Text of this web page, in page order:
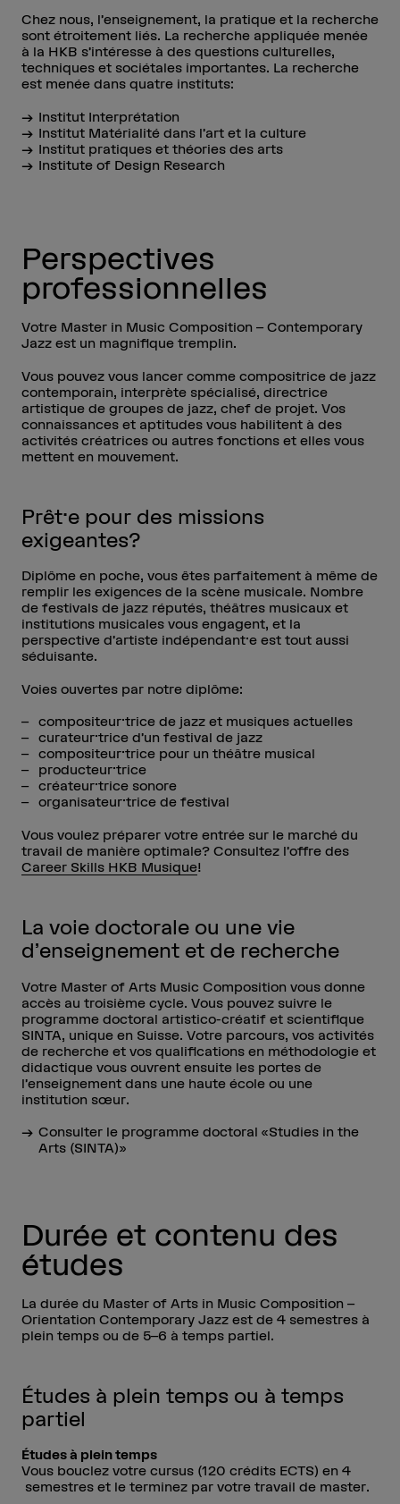
Chez nous, l’enseignement, la pratique et la recherche
sont étroitement liés. La recherche appliquée menée
à la HKB s’intéresse à des questions culturelles,
techniques et sociétales importantes. La recherche
est menée dans quatre instituts:
Institut Interprétation
Institut Matérialité dans l’art et la culture
Institut pratiques et théories des arts
Institute of Design Research
Perspectives
professionnelles
Votre Master in Music Composition – Contemporary
Jazz est un magnifique tremplin.
Vous pouvez vous lancer comme compositrice de jazz
contemporain, interprète spécialisé, directrice
artistique de groupes de jazz, chef de projet. Vos
connaissances et aptitudes vous habilitent à des
activités créatrices ou autres fonctions et elles vous
mettent en mouvement.
Prêt·e pour des missions
exigeantes?
Diplôme en poche, vous êtes parfaitement à même de
remplir les exigences de la scène musicale. Nombre
de festivals de jazz réputés, théâtres musicaux et
institutions musicales vous engagent, et la
perspective d’artiste indépendant·e est tout aussi
séduisante.
Voies ouvertes par notre diplôme:
compositeur·trice de jazz et musiques actuelles
curateur·trice d’un festival de jazz
compositeur·trice pour un théâtre musical
producteur·trice
créateur·trice sonore
organisateur·trice de festival
Vous voulez préparer votre entrée sur le marché du
travail de manière optimale? Consultez l’offre des
Career Skills HKB Musique!
La voie doctorale ou une vie
d’enseignement et de recherche
Votre Master of Arts Music Composition vous donne
accès au troisième cycle. Vous pouvez suivre le
programme doctoral artistico-créatif et scientifique
SINTA, unique en Suisse. Votre parcours, vos activités
de recherche et vos qualifications en méthodologie et
didactique vous ouvrent ensuite les portes de
l’enseignement dans une haute école ou une
institution sœur.
Consulter le programme doctoral «Studies in the
Arts (SINTA)»
Durée et contenu des
études
La durée du Master of Arts in Music Composition –
Orientation Contemporary Jazz est de 4 semestres à
plein temps ou de 5–6 à temps partiel.
Études à plein temps ou à temps
partiel
Études à plein temps
Vous bouclez votre cursus (120 crédits ECTS) en 4
semestres et le terminez par votre travail de master.